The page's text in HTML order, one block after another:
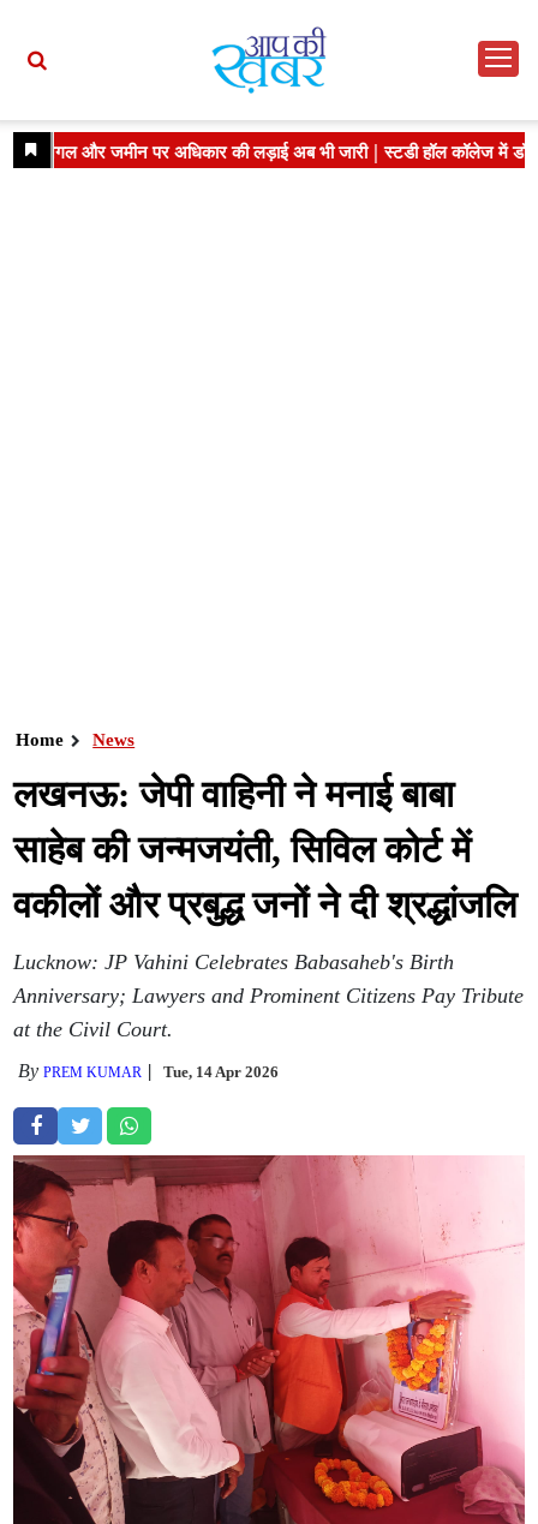
Home News
लखनऊ: जेपी वाहिनी ने मनाई बाबा
साहेब की जन्मजयंती, सिविल कोर्ट में
वकीलों और प्रबुद्ध जनों ने दी श्रद्धांजलि
Lucknow: JP Vahini Celebrates Babasaheb's Birth
Anniversary; Lawyers and Prominent Citizens Pay Tribute
at the Civil Court.
ByPREM KUMAR Tue, 14 Apr 2026